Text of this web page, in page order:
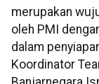
merupakan
oleh PMI
dalam
Koordinator